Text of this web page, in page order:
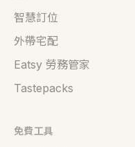
智慧訂位
外帶宅配
Eatsy 勞務管家
Tastepacks
免費工具